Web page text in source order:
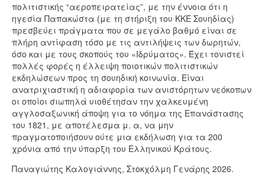
πολιτιστικής “αεροπειρατείας”, με την έννοια ότι η
ηγεσία Παπακώστα (με τη στήριξη του ΚΚΕ Σουηδίας)
πρεσβεύει πράγματα που σε μεγάλο βαθμό είναι σε
πλήρη αντίφαση τόσο με τις αντιλήψεις των δωρητών,
όσο και με τους σκοπούς του «Ιδρύματος». Έχει τονιστεί
πολλές φορές η έλλειψη ποιοτικών πολιτιστικών
εκδηλώσεων προς τη σουηδική κοινωνία. Είναι
ανατριχιαστική η αδιαφορία των ανιστόρητων νεόκοπων
οι οποίοι σιωπηλά υιοθέτησαν την χαλκευμένη
αγγλοσαξωνική άποψη για το νόημα της Επανάστασης
του 1821, με αποτέλεσμα μ. α, να μην
πραγματοποιήσουν ούτε μια εκδήλωση για τα 200
χρόνια από την ύπαρξη του Ελληνικού Κράτους.
Παναγιώτης Καλογιάννης, Στοκχόλμη Γενάρης 2026.